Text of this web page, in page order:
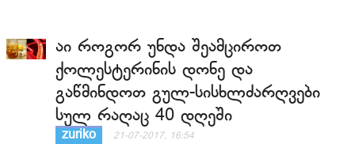
აი როგორ უნდა შეამციროთ
ქოლესტერინის დონე და
გაწმინდოთ გულ-სისხლძარღვები
სულ რაღაც 40 დღეში
zuriko 21-07-2017, 16:54